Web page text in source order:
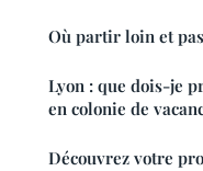
Où partir loin et
Lyon : que dois-je
en colonie de
Découvrez votre